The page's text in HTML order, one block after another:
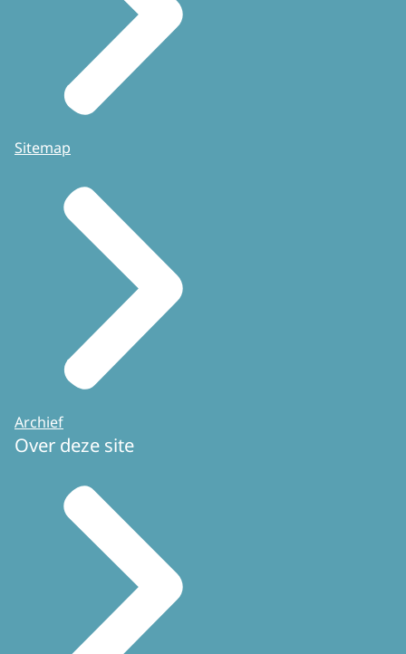
Sitemap
Archief
Over deze site